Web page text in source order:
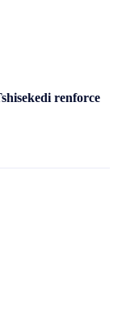
renforce